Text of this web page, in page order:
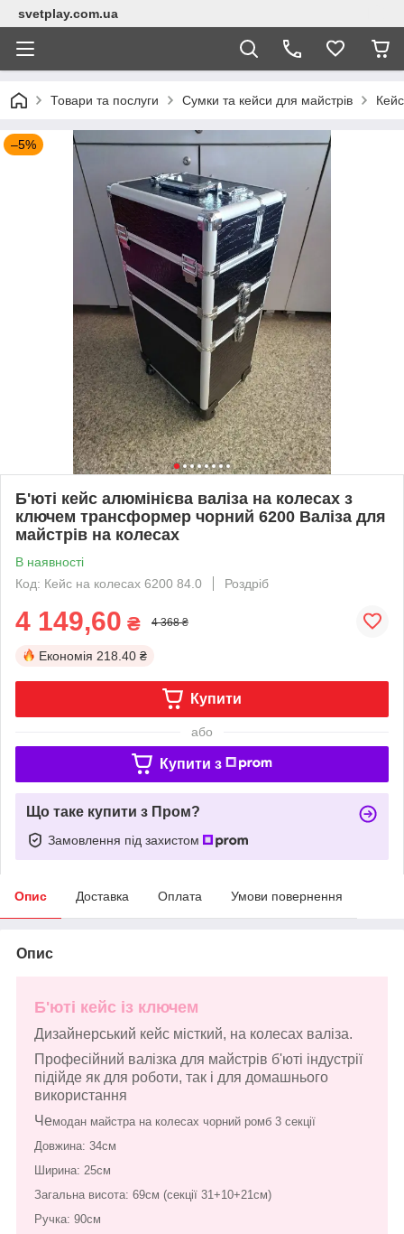
svetplay.com.ua
Товари та послуги Сумки та кейси для майстрів
–5%
Б'юті кейс алюмінієва валіза на колесах з
ключем трансформер чорний 6200 Валіза для
майстрів на колесах
В наявності
Код: Кейс на колесах 6200 84.0
Роздріб
4 149,60 ₴ 4 368 ₴
Економія 218.40 ₴
Купити
або
Купити з
Що таке купити з Пром?
Замовлення під захистом
Опис Доставка Оплата Умови повернення
Опис
Б'юті кейс із ключем
Дизайнерський кейс місткий, на колесах валіза.
Професійний валізка для майстрів б'юті індустрії
підійде як для роботи, так і для домашнього
використання
Чемодан майстра на колесах чорний ромб 3 секції
Довжина: 34см
Ширина: 25см
Загальна висота: 69см (секції 31+10+21см)
Ручка: 90см